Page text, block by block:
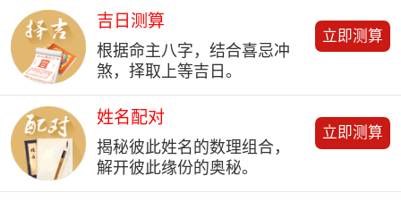
吉日测算
根据命主八字，结合喜忌冲
煞，择取上等吉日。
立即测算
姓名配对
揭秘彼此姓名的数理组合，
解开彼此缘份的奥秘。
立即测算